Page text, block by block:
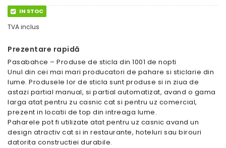
IN STOC
TVA inclus
Prezentare rapidă
Pasabahce – Produse de sticla din 1001 de nopti
Unul din cei mai mari producatori de pahare si sticlarie din
lume. Produsele lor de sticla sunt produse si in ziua de
astazi partial manual, si partial automatizat, avand o gama
larga atat pentru zu casnic cat si pentru uz comercial,
prezent in locatii de top din intreaga lume.
Paharele pot fi utilizate atat pentru uz casnic avand un
design atractiv cat si in restaurante, hoteluri sau birouri
datorita constructiei durabile.